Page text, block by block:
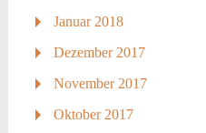
Januar 2018
Dezember 2017
November 2017
Oktober 2017